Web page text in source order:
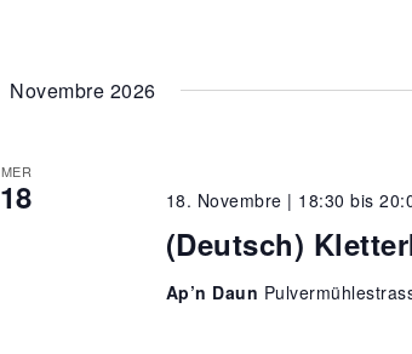
Novembre 2026
MER
18
(Deutsch)
18. Novembre | 18:30 bis
Ap’n Daun